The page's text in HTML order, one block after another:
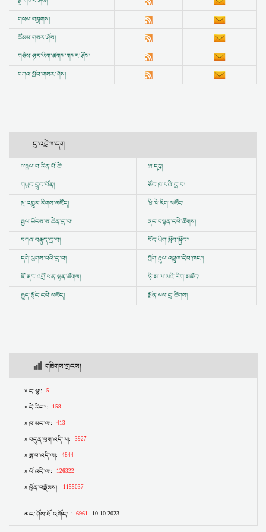
གསལ་བསྒྲགས།
ཚོམས་གསར་ཤོས།
གཅེས་ཉར་ཡིག་ཚགས་གསར་ཤོས།
བཀའ་སློབ་གསར་ཤོས།
དྲ་འབྲེལ་དག
ྋརྒྱལ་བ་རིན་པོ་ཆེ།
ཨ་དཪྴ།
གཡུང་དྲུང་བོན།
ཙོང་ཁ་པའི་དྲ་བ།
སྔ་འགྱུར་རིགས་མཛོད།
ཝི་ཁེ་རིག་མཛོད།
རྒྱལ་ཡོངས་ས་ཆེན་དྲ་བ།
ནང་བསྟན་དཔེ་ཚོགས།
བཀའ་བརྒྱུད་དྲ་བ།
བོད་ཡིག་སློབ་སྦྱོང་།
དགེ་ལུགས་པའི་དྲ་བ།
གློག་རྡུལ་འཕྲུལ་དེབ་ཁང་།
ཇོ་ནང་འགྲོ་ཕན་ལྷན་ཚོགས།
ཧི་མ་ལ་ཡའི་རིག་མཛོད།
རྒྱུད་སྟོད་དཔེ་མཛོད།
སྨོན་ལམ་དྲ་ཚིགས།